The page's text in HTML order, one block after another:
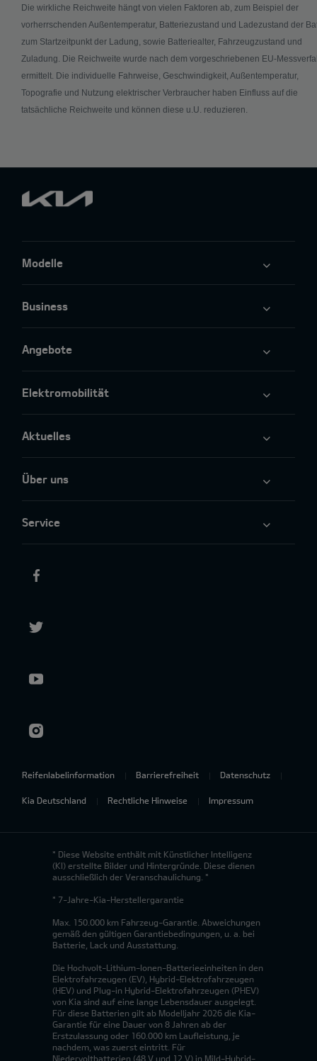
Die wirkliche Reichweite hängt von vielen Faktoren ab, zum Beispiel der
vorherrschenden Außentemperatur, Batteriezustand und Ladezustand der
zum Startzeitpunkt der Ladung, sowie Batteriealter, Fahrzeugzustand und
Zuladung. Die Reichweite wurde nach dem vorgeschriebenen EU-
ermittelt. Die individuelle Fahrweise, Geschwindigkeit, Außentemperatur,
Topografie und Nutzung elektrischer Verbraucher haben Einfluss auf die
tatsächliche Reichweite und können diese u.U. reduzieren.
Modelle
Business
Angebote
Elektromobilität
Aktuelles
Über uns
Service
Reifenlabelinformation Barrierefreiheit Datenschutz
Kia Deutschland Rechtliche Hinweise Impressum
* Diese Website enthält mit Künstlicher Intelligenz
(KI) erstellte Bilder und Hintergründe. Diese dienen
ausschließlich der Veranschaulichung. *
* 7-Jahre-Kia-Herstellergarantie
Max. 150.000 km Fahrzeug-Garantie. Abweichungen
gemäß den gültigen Garantiebedingungen, u. a. bei
Batterie, Lack und Ausstattung.
Die Hochvolt-Lithium-Ionen-Batterieeinheiten in den
Elektrofahrzeugen (EV), Hybrid-Elektrofahrzeugen
(HEV) und Plug-in Hybrid-Elektrofahrzeugen (PHEV)
von Kia sind auf eine lange Lebensdauer ausgelegt.
Für diese Batterien gilt ab Modelljahr 2026 die Kia-
Garantie für eine Dauer von 8 Jahren ab der
Erstzulassung oder 160.000 km Laufleistung, je
nachdem, was zuerst eintritt. Für
Niedervoltbatterien (48 V und 12 V) in Mild-Hybrid-